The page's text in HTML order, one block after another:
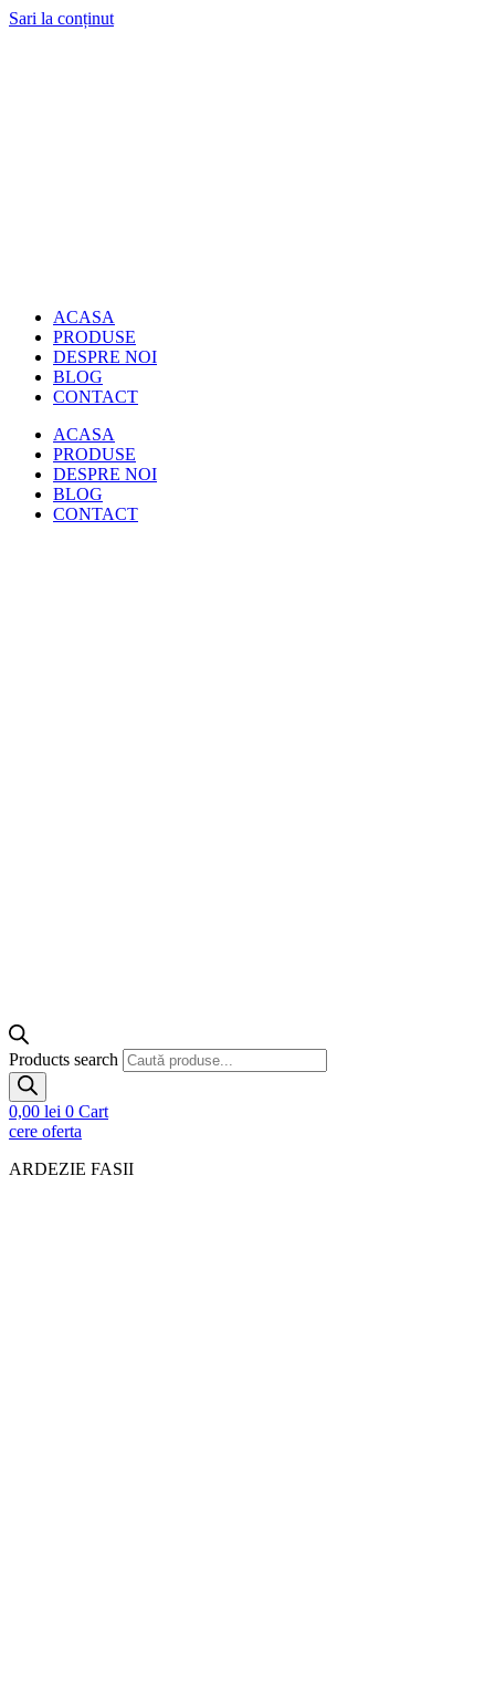
Sari la conținut
ACASA
PRODUSE
DESPRE NOI
BLOG
CONTACT
ACASA
PRODUSE
DESPRE NOI
BLOG
CONTACT
Products search
0,00 lei 0 Cart
cere oferta
ARDEZIE FASII